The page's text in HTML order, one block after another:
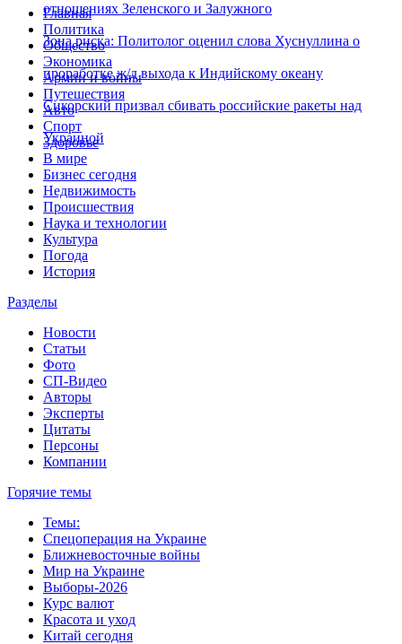
отношениях Зеленского и Залужного
Зона риска: Политолог оценил слова Хуснуллина о
проработке ж/д выхода к Индийскому океану
Сикорский призвал сбивать российские ракеты над
Украиной
Главная
Политика
Общество
Экономика
Армии и войны
Путешествия
Авто
Спорт
Здоровье
В мире
Бизнес сегодня
Недвижимость
Происшествия
Наука и технологии
Культура
Погода
История
Разделы
Новости
Статьи
Фото
СП-Видео
Авторы
Эксперты
Цитаты
Персоны
Компании
Горячие темы
Темы:
Спецоперация на Украине
Ближневосточные войны
Мир на Украине
Выборы-2026
Курс валют
Красота и уход
Китай сегодня